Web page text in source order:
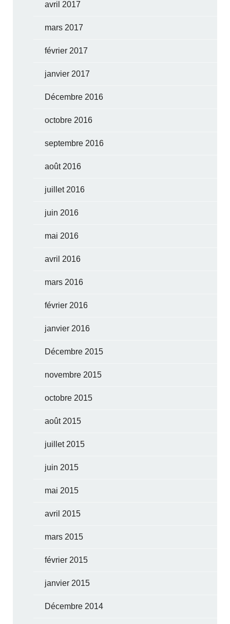
avril 2017
mars 2017
février 2017
janvier 2017
Décembre 2016
octobre 2016
septembre 2016
août 2016
juillet 2016
juin 2016
mai 2016
avril 2016
mars 2016
février 2016
janvier 2016
Décembre 2015
novembre 2015
octobre 2015
août 2015
juillet 2015
juin 2015
mai 2015
avril 2015
mars 2015
février 2015
janvier 2015
Décembre 2014